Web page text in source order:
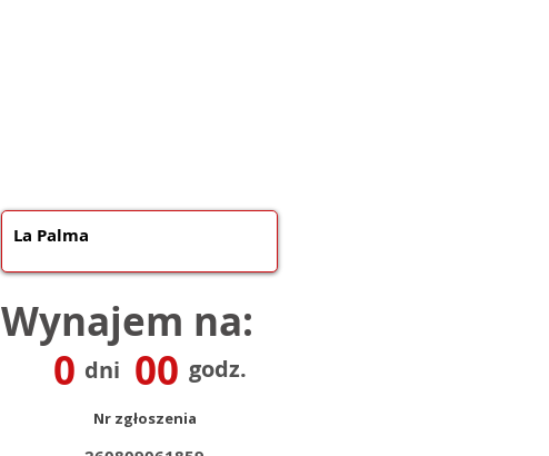
Wynajem na:
0 dni 00 godz.
Nr zgłoszenia